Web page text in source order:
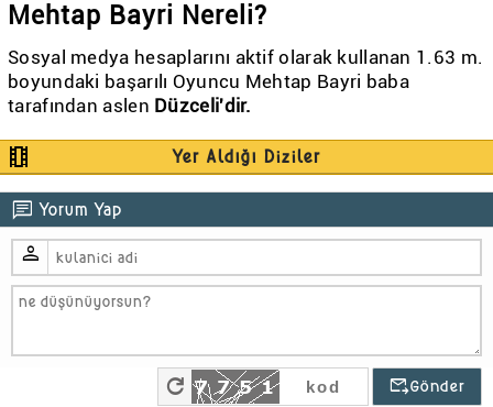
Mehtap Bayri Nereli?
Sosyal medya hesaplarını aktif olarak kullanan 1.63 m.
boyundaki başarılı Oyuncu Mehtap Bayri baba
tarafından aslen Düzceli'dir.
theaters Yer Aldığı Diziler
chat Yorum Yap
person
refresh outgoing_mailGönder